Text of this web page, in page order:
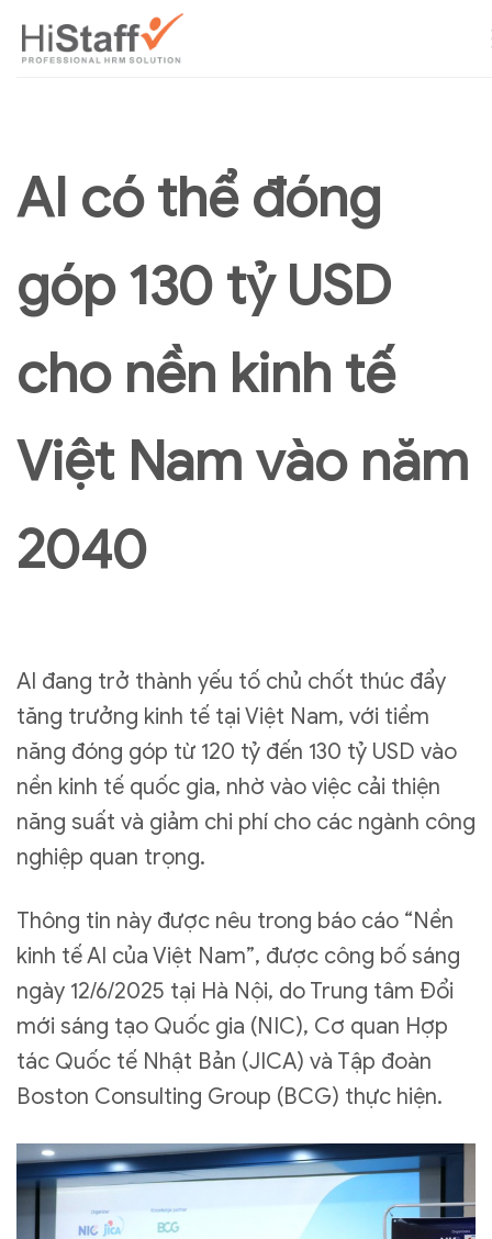
AI có thể đóng
góp 130 tỷ USD
cho nền kinh tế
Việt Nam vào năm
2040
AI đang trở thành yếu tố chủ chốt thúc đẩy
tăng trưởng kinh tế tại Việt Nam, với tiềm
năng đóng góp từ 120 tỷ đến 130 tỷ USD vào
nền kinh tế quốc gia, nhờ vào việc cải thiện
năng suất và giảm chi phí cho các ngành công
nghiệp quan trọng.
Thông tin này được nêu trong báo cáo “Nền
kinh tế AI của Việt Nam”, được công bố sáng
ngày 12/6/2025 tại Hà Nội, do Trung tâm Đổi
mới sáng tạo Quốc gia (NIC), Cơ quan Hợp
tác Quốc tế Nhật Bản (JICA) và Tập đoàn
Boston Consulting Group (BCG) thực hiện.